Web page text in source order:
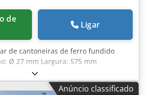
Ligar
de cantoneiras de ferro fundido
Ø 27 mm Largura: 575 mm
mm Altura total: 4000 mm
Peso unitário: aprox. 6 toneladas
Anúncio classificado